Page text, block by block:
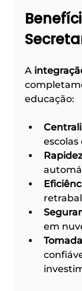
A
educação:
em